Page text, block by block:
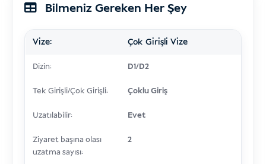
Bilmeniz Gereken Her Şey
Vize: Çok Girişli Vize
Dizin: D1/D2
Tek Girişli/Çok Girişli: Çoklu Giriş
Uzatılabilir: Evet
Ziyaret başına olası
uzatma sayısı:
2